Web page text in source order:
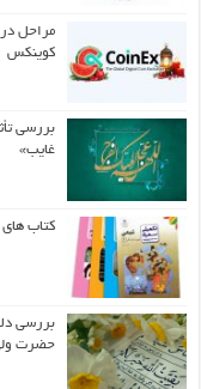
مراحل
کوینکس
بررسی
غایب»
کتاب
بررسی
حضرت